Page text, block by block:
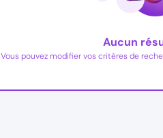
Aucun
Vous pouvez modifier vos critères de